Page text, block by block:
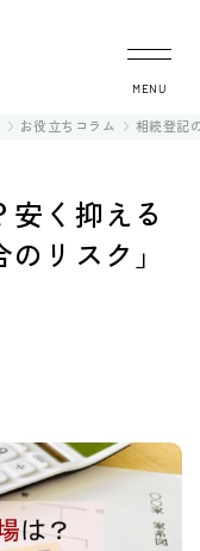
MENU
お役立ちコラム 相続登記
く抑える
リスク」